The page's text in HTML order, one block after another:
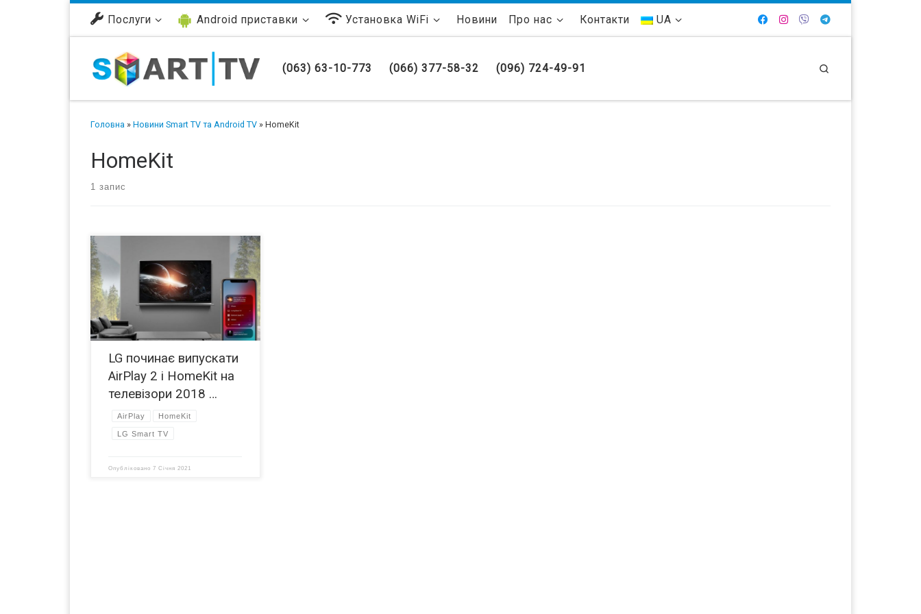
Перейти до вмісту Послуги Android приставки Установка WiFi Новини Про нас Контакти UA
(063) 63-10-773 (066) 377-58-32 (096) 724-49-91
Головна » Новини Smart TV та Android TV » HomeKit
HomeKit
1 запис
LG розпочала випуск Apple AirPlay 2
та HomeKit на своїх телевізорах 2018
року. Оновлення надійде на моделі
OLED 2018 року (B8, C8, E8, G8, W8) та
моделей РК-дисплеїв 2018 року
(асортименти SK та UK). AirPlay 2 та
HomeKit Apple і LG раніше випустили
моделей […]
LG починає випускати
AirPlay 2 і HomeKit на
телевізори 2018 …
AirPlay HomeKit
LG Smart TV
Опубліковано7 Січня 2021